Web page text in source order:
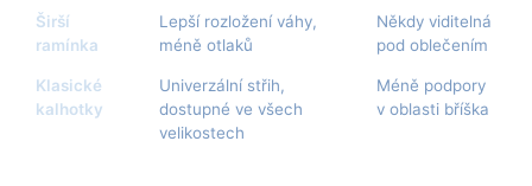
Širší
ramínka
Lepší rozložení váhy,
méně otlaků
Někdy viditelná
pod oblečením
Klasické
kalhotky
Univerzální střih,
dostupné ve všech
velikostech
Méně podpory
v oblasti bříška